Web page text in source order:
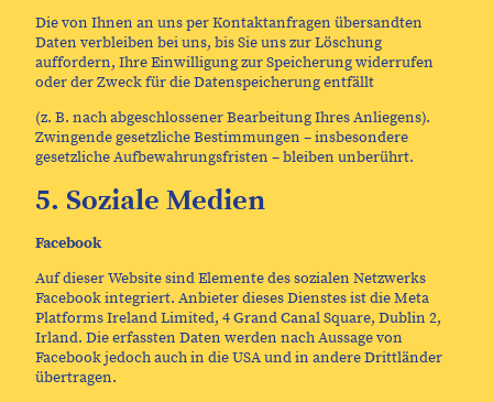
Die von Ihnen an uns per Kontaktanfragen übersandten
Daten verbleiben bei uns, bis Sie uns zur Löschung
auffordern, Ihre Einwilligung zur Speicherung widerrufen
oder der Zweck für die Datenspeicherung entfällt
(z. B. nach abgeschlossener Bearbeitung Ihres Anliegens).
Zwingende gesetzliche Bestimmungen – insbesondere
gesetzliche Aufbewahrungsfristen – bleiben unberührt.
5. Soziale Medien
Facebook
Auf dieser Website sind Elemente des sozialen Netzwerks
Facebook integriert. Anbieter dieses Dienstes ist die Meta
Platforms Ireland Limited, 4 Grand Canal Square, Dublin 2,
Irland. Die erfassten Daten werden nach Aussage von
Facebook jedoch auch in die USA und in andere Drittländer
übertragen.